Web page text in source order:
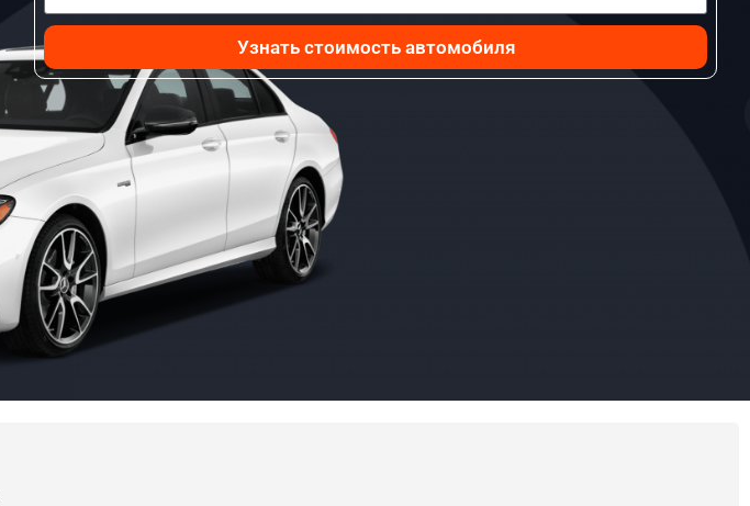
Узнать стоимость автомобиля